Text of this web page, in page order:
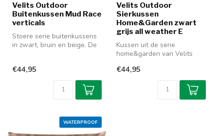
Velits Outdoor
Buitenkussen Mud Race
verticals
Stoere serie buitenkussens
in zwart, bruin en beige. De
€44,95
Velits Outdoor
Sierkussen
Home&Garden zwart
grijs all weather E
Kussen uit de serie
home&garden van Velits
print in ...
€44,95
WATERPROOF